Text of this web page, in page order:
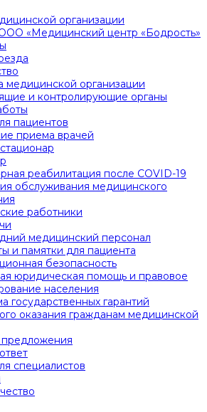
организации
«Медицинский центр «Бодрость»
медицинской организации
и контролирующие органы
пациентов
приема врачей
реабилитация после COVID-19
обслуживания медицинского
работники
медицинский персонал
и памятки для пациента
безопасность
юридическая помощь и правовое
населения
государственных гарантий
оказания гражданам медицинской
специалистов